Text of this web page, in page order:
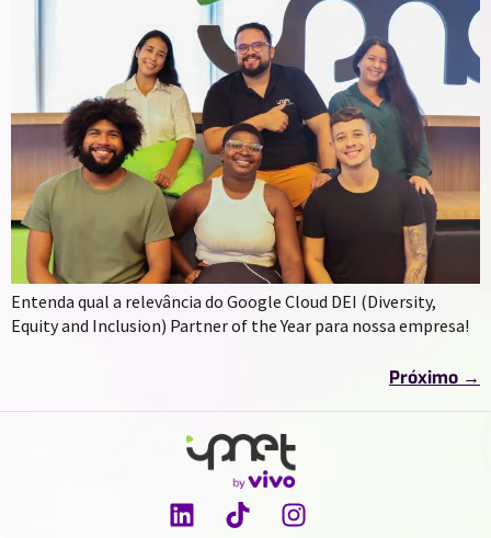
Entenda qual a relevância do Google Cloud DEI (Diversity,
Equity and Inclusion) Partner of the Year para nossa empresa!
Próximo →